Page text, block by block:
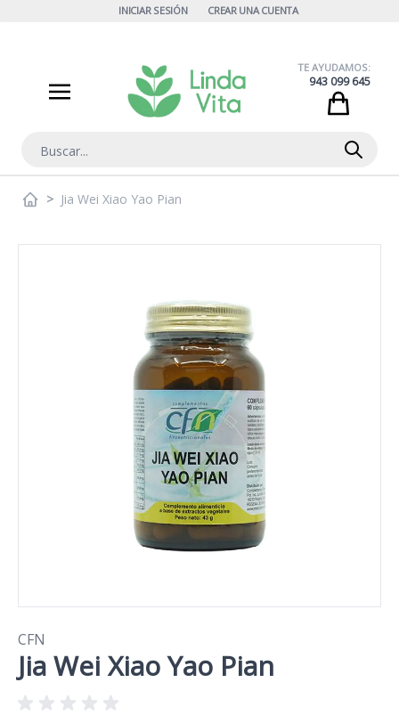
INICIAR SESIÓN CREAR UNA CUENTA
Buscar
TE AYUDAMOS:
943 099 645
> Jia Wei Xiao Yao Pian
CFN
Jia Wei Xiao Yao Pian